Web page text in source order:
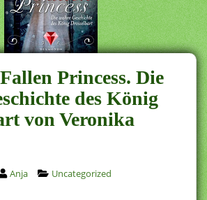
Princess. Die
des König
von Veronika
Anja Uncategorized